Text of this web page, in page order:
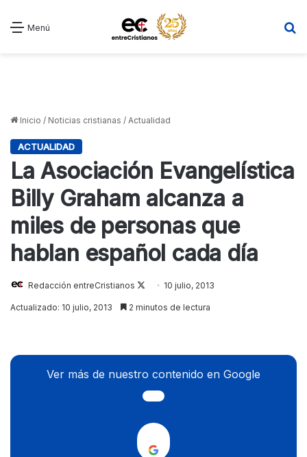
Menú
Inicio / Noticias cristianas / Actualidad
ACTUALIDAD
La Asociación Evangelística
Billy Graham alcanza a
miles de personas que
hablan español cada día
Redacción entreCristianos
Follow10 julio, 2013
Actualizado: 10 julio, 2013 2 minutos de lectura
Ver más de nuestro contenido en Google